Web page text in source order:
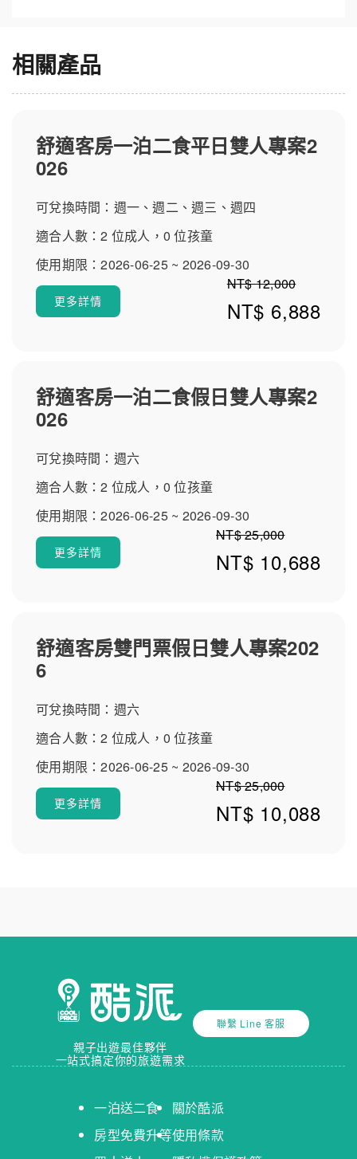
免費接駁車服務 和逸飯店桃園館地址：桃園市中壢區春德
路101號，距離桃園高鐵站2公里，提供免費接駁車。從桃
園機場搭計程車約30分鐘。地址：桃園市中壢區春德路10
最佳據點。
相關產品
舒適客房一泊二食平日雙人專案2
026
可兌換時間：週一、週二、週三、週四
適合人數：2 位成人，0 位孩童
使用期限：2026-06-25 ~ 2026-09-30
NT$ 12,000
NT$ 6,888
更多詳情
舒適客房一泊二食假日雙人專案2
026
可兌換時間：週六
適合人數：2 位成人，0 位孩童
使用期限：2026-06-25 ~ 2026-09-30
NT$ 25,000
NT$ 10,688
更多詳情
舒適客房雙門票假日雙人專案202
6
可兌換時間：週六
適合人數：2 位成人，0 位孩童
使用期限：2026-06-25 ~ 2026-09-30
NT$ 25,000
NT$ 10,088
更多詳情
親子出遊最佳夥伴
一站式搞定你的旅遊需求
聯繫 Line 客服
一泊送二食
房型免費升等
關於酷派
使用條款